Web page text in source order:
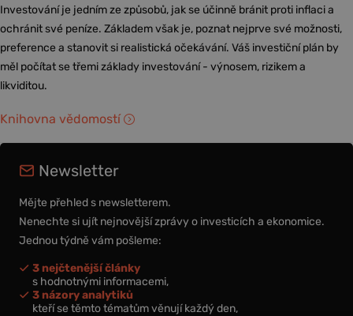
Investování je jedním ze způsobů, jak se účinně bránit proti inflaci a
ochránit své peníze. Základem však je, poznat nejprve své možnosti,
preference a stanovit si realistická očekávání. Váš investiční plán by
měl počítat se třemi základy investování - výnosem, rizikem a
likviditou.
Knihovna vědomostí
Newsletter
Mějte přehled s newsletterem.
Nenechte si ujít nejnovější zprávy o investicích a ekonomice.
Jednou týdně vám pošleme:
3 nejčtenější články
s hodnotnými informacemi,
3 názory analytiků
kteří se těmto tématům věnují každý den,